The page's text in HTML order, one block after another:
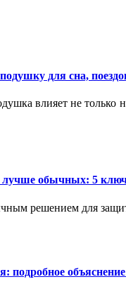
для сна,
влияет не
обычных: 5
решением для
подробное